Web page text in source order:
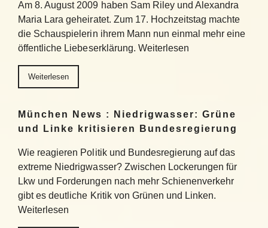
Am 8. August 2009 haben Sam Riley und Alexandra
Maria Lara geheiratet. Zum 17. Hochzeitstag machte
die Schauspielerin ihrem Mann nun einmal mehr eine
öffentliche Liebeserklärung. Weiterlesen
Weiterlesen
München News : Niedrigwasser: Grüne
und Linke kritisieren Bundesregierung
Wie reagieren Politik und Bundesregierung auf das
extreme Niedrigwasser? Zwischen Lockerungen für
Lkw und Forderungen nach mehr Schienenverkehr
gibt es deutliche Kritik von Grünen und Linken.
Weiterlesen